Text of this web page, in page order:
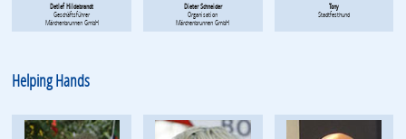
Detlef Hildebrandt
Geschäftsführer
Märchenbrunnen GmbH
Dieter Schneider
Organisation
Märchenbrunnen GmbH
Tony
Stadtfesthund
Helping Hands